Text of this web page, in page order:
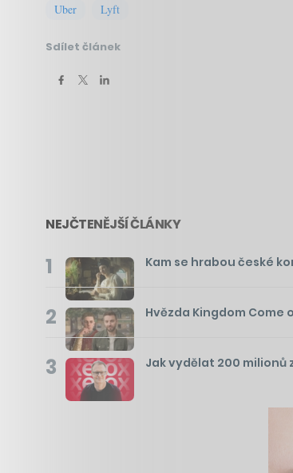
Uber Lyft
Sdílet článek
NEJČTENĚJŠÍ ČLÁNKY
1 Kam se hrabou české
2 Hvězda Kingdom
3 Jak vydělat 200 milionů